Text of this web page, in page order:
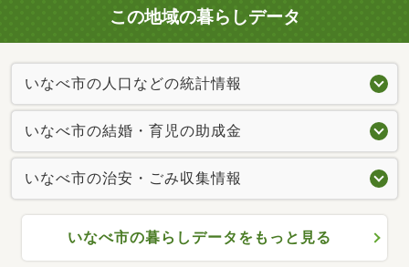
この地域の暮らしデータ
いなべ市の人口などの統計情報
いなべ市の結婚・育児の助成金
いなべ市の治安・ごみ収集情報
いなべ市の暮らしデータをもっと見る